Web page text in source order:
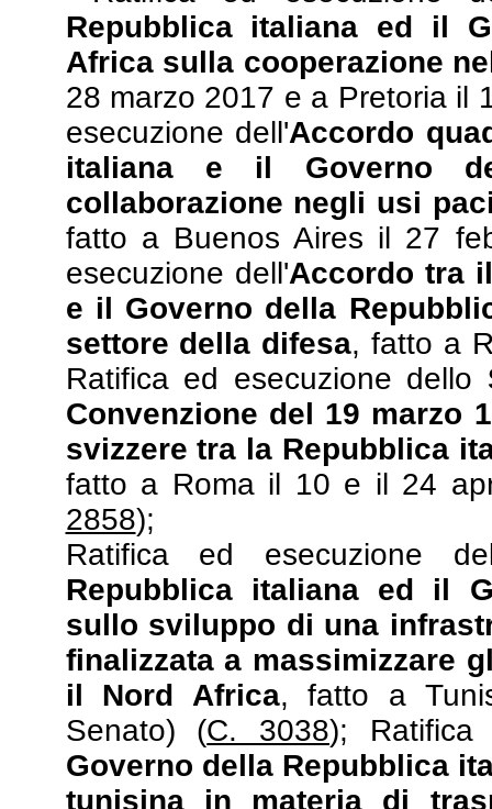
Repubblica italiana ed il
Africa sulla cooperazione
28 marzo 2017 e a Pretoria il
esecuzione dell'Accordo
italiana e il Governo
collaborazione negli usi
fatto a Buenos Aires il 27
esecuzione dell'Accordo tra
e il Governo della
settore della difesa, fatto a
Ratifica ed esecuzione dello
Convenzione del 19 marzo
svizzere tra la Repubblica
fatto a Roma il 10 e il 24
2858);
Ratifica ed esecuzione
Repubblica italiana ed il
sullo sviluppo di una
finalizzata a massimizzare
il Nord Africa, fatto a
Senato) (C. 3038); Ratifica
Governo della Repubblica
tunisina in materia di